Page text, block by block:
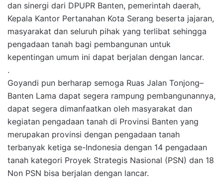
dan sinergi dari DPUPR Banten, pemerintah daerah,
Kepala Kantor Pertanahan Kota Serang beserta jajaran,
masyarakat dan seluruh pihak yang terlibat sehingga
pengadaan tanah bagi pembangunan untuk
kepentingan umum ini dapat berjalan dengan lancar.
.
Goyandi pun berharap semoga Ruas Jalan Tonjong–
Banten Lama dapat segera rampung pembangunannya,
dapat segera dimanfaatkan oleh masyarakat dan
kegiatan pengadaan tanah di Provinsi Banten yang
merupakan provinsi dengan pengadaan tanah
terbanyak ketiga se-Indonesia dengan 14 pengadaan
tanah kategori Proyek Strategis Nasional (PSN) dan 18
Non PSN bisa berjalan dengan lancar.